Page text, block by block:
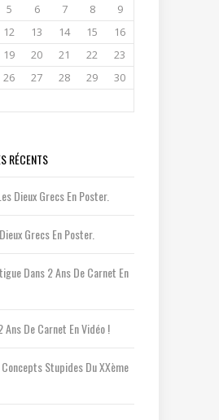
5 6 7 8
9
12 13 14 15
16
19 20 21 22
23
26 27 28 29
30
RÉCENTS
Dieux Grecs En Poster.
Grecs En Poster.
Dans2 Ans De Carnet En
Ans De Carnet En Vidéo !
Stupides Du XXème